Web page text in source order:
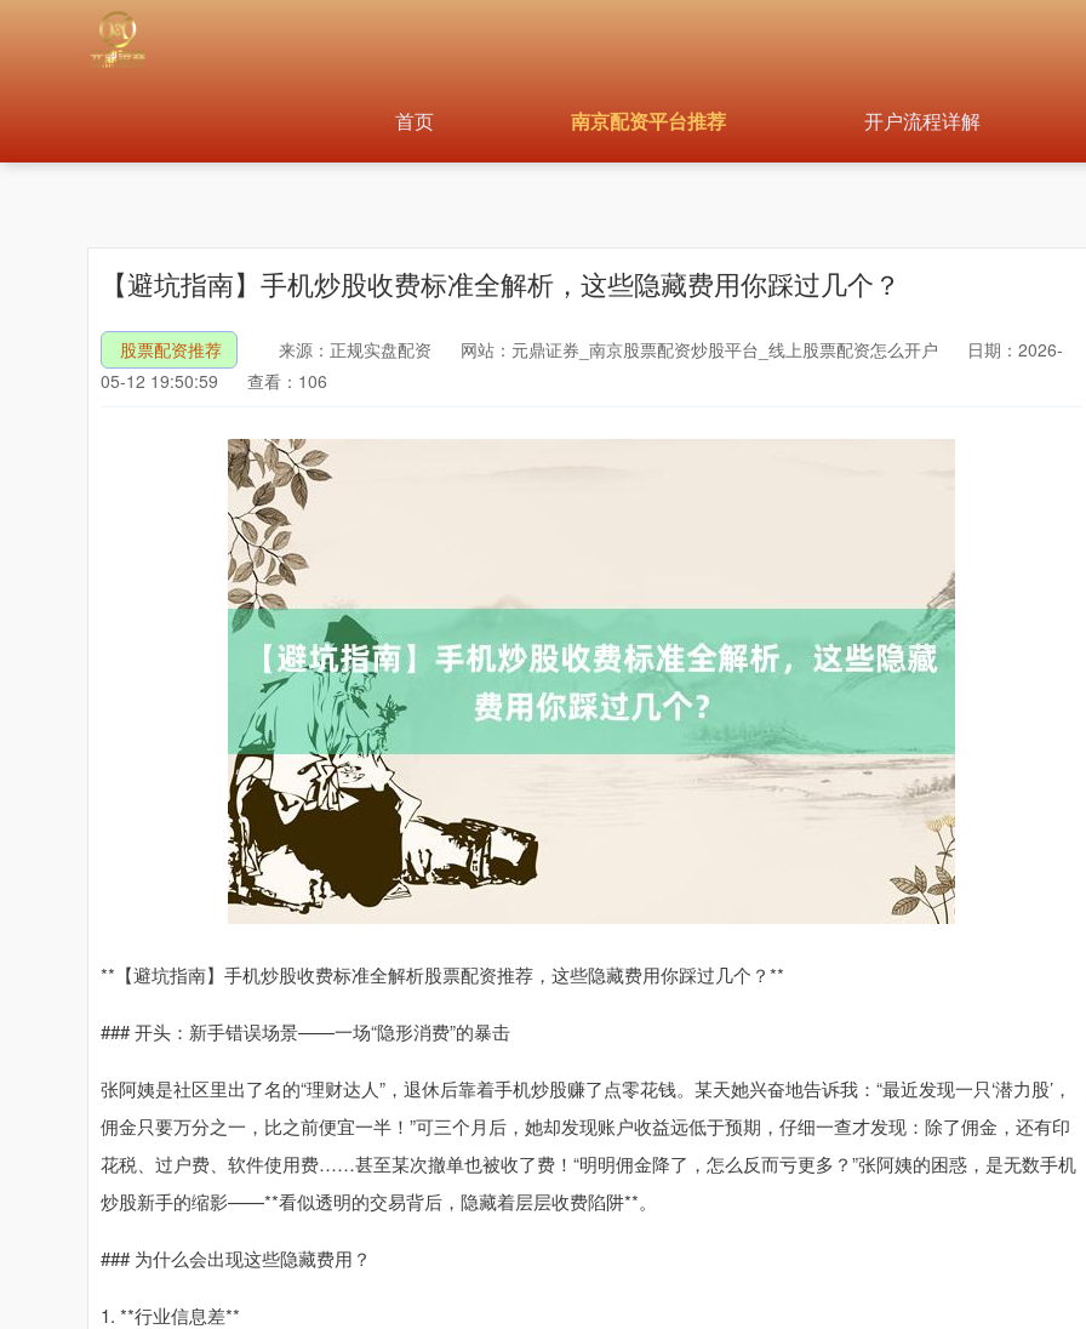
首页 南京配资平台推荐 开户流程详解
【避坑指南】手机炒股收费标准全解析，这些隐藏费用你踩过几个？
股票配资推荐 来源：正规实盘配资 网站：元鼎证券_南京股票配资炒股平台_线上股票配资怎么开户
日期：2026-
05-12 19:50:59
查看：106
**【避坑指南】手机炒股收费标准全解析股票配资推荐，这些隐藏费用你踩过几个？**
### 开头：新手错误场景——一场“隐形消费”的暴击
张阿姨是社区里出了名的“理财达人”，退休后靠着手机炒股赚了点零花钱。某天她兴奋地告诉我：“最近发现一只‘潜力股’，
佣金只要万分之一，比之前便宜一半！”可三个月后，她却发现账户收益远低于预期，仔细一查才发现：除了佣金，还有印
花税、过户费、软件使用费……甚至某次撤单也被收了费！“明明佣金降了，怎么反而亏更多？”张阿姨的困惑，是无数手机
炒股新手的缩影——**看似透明的交易背后，隐藏着层层收费陷阱**。
### 为什么会出现这些隐藏费用？
1. **行业信息差**